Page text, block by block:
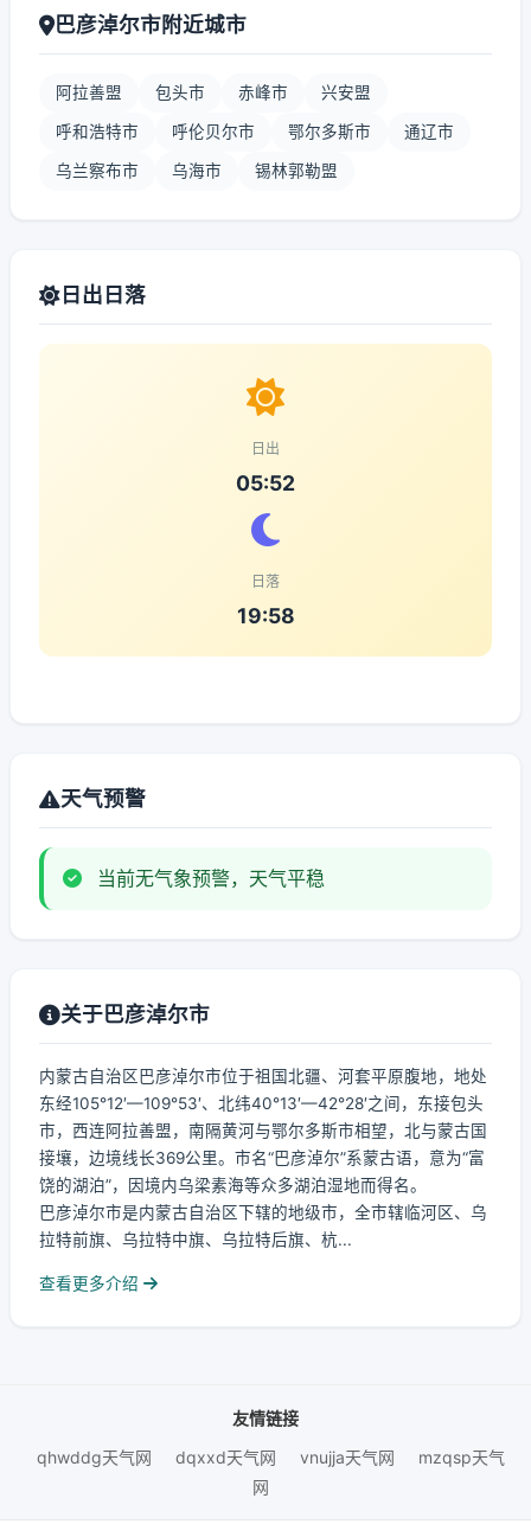
巴彦淖尔市附近城市
阿拉善盟 包头市 赤峰市 兴安盟
呼和浩特市 呼伦贝尔市 鄂尔多斯市 通辽市
乌兰察布市 乌海市 锡林郭勒盟
日出日落
日出
05:52
日落
19:58
天气预警
当前无气象预警，天气平稳
关于巴彦淖尔市
内蒙古自治区巴彦淖尔市位于祖国北疆、河套平原腹地，地处
东经105°12′—109°53′、北纬40°13′—42°28′之间，东接包头
市，西连阿拉善盟，南隔黄河与鄂尔多斯市相望，北与蒙古国
接壤，边境线长369公里。市名“巴彦淖尔”系蒙古语，意为“富
饶的湖泊”，因境内乌梁素海等众多湖泊湿地而得名。
巴彦淖尔市是内蒙古自治区下辖的地级市，全市辖临河区、乌
拉特前旗、乌拉特中旗、乌拉特后旗、杭...
查看更多介绍
友情链接
qhwddg天气网
dqxxd天气网 vnujja天气网
mzqsp天气
网